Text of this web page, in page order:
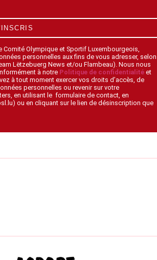
Olympique et Sportif Luxembourgeois,
personnelles aux fins de vous adresser, selon
Lëtzebuerg News et/ou Flambeau). Nous nous
à notre Politique de confidentialité et
à tout moment exercer vos droits d’accès, de
personnelles ou revenir sur votre
en utilisant le formulaire de contact, en
ou en cliquant sur le lien de désinscription que